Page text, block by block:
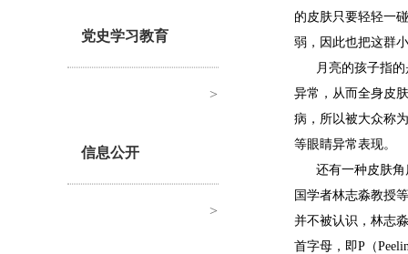
党史学习教育
>
信息公开
>
的皮肤只要轻轻一
弱，因此也把这群
月亮的孩子指
异常，从而全身皮
病，所以被大众称
等眼睛异常表现。
还有一种皮肤
国学者林志淼教授
并不被认识，林志
首字母，即P（